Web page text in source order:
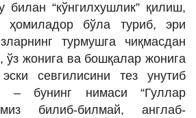
билан “кўнгилхушлик” қилиш,
ҳомиладор бўла туриб, эри
турмушга чиқмасдан
ўз жонига ва бошқалар жонига
севгилисини тез унутиб
– бунинг нимаси “Гуллар
билиб-билмай, англаб-